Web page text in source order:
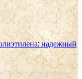
надежный